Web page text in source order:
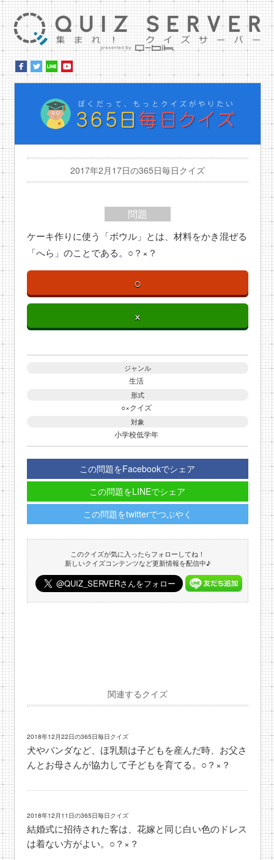
2017年2月17日の365日毎日クイズ
問題
ケーキ作りに使う「ボウル」とは、材料をかき混ぜる
「へら」のことである。○？×？
○
×
ジャンル
生活
形式
○×クイズ
対象
小学校低学年
この問題をFacebookでシェア
この問題をLINEでシェア
この問題をtwitterでつぶやく
このクイズが気に入ったらフォローしてね！
新しいクイズコンテンツなど更新情報を配信中♪
関連するクイズ
2018年12月22日の365日毎日クイズ
犬やパンダなど、ほ乳類は子どもを産んだ時、お父さ
んとお母さんが協力して子どもを育てる。○？×？
2018年12月11日の365日毎日クイズ
結婚式に招待された客は、花嫁と同じ白い色のドレス
は着ない方がよい。○？×？